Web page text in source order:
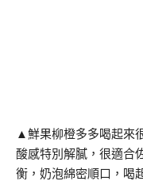
▲鮮果柳橙多多喝起來
酸感特別解膩，很適合
衡，奶泡綿密順口，喝